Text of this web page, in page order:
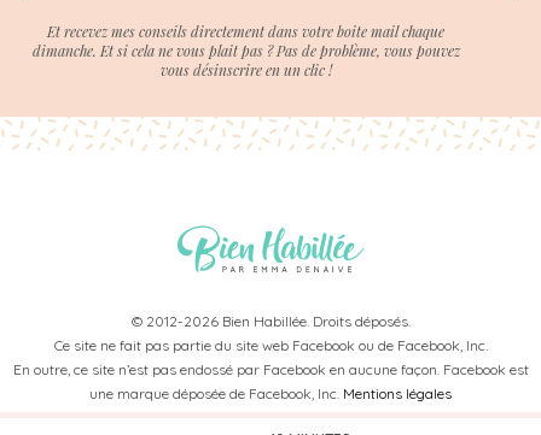
Et recevez mes conseils directement dans votre boite mail chaque
dimanche. Et si cela ne vous plait pas ? Pas de problème, vous pouvez
vous désinscrire en un clic !
© 2012-2026 Bien Habillée. Droits déposés.
Ce site ne fait pas partie du site web Facebook ou de Facebook, Inc.
En outre, ce site n’est pas endossé par Facebook en aucune façon. Facebook est
une marque déposée de Facebook, Inc. Mentions légales